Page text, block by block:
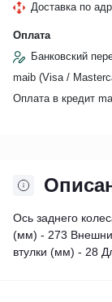
Доставка по
Оплата
Банковский
maib (Visa /
Оплата в кредит
Ось заднего
(мм) - 273
втулки (мм) - 28